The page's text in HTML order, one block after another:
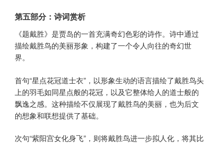
第五部分：诗词赏析
《题戴胜》是贾岛的一首充满奇幻色彩的诗作。诗中通过
描绘戴胜鸟的美丽形象，构建了一个令人向往的奇幻世
界。
首句“星点花冠道士衣”，以形象生动的语言描绘了戴胜鸟头
上的羽毛如同星点般的花冠，以及它整体给人的道士般的
飘逸之感。这种描绘不仅展现了戴胜鸟的美丽，也为后文
的想象和联想提供了基础。
次句“紫阳宫女化身飞”，则将戴胜鸟进一步拟人化，将其比